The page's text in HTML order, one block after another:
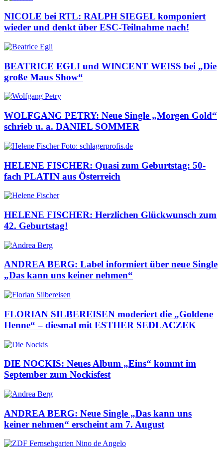
NICOLE bei RTL: RALPH SIEGEL komponiert
wieder und denkt über ESC-Teilnahme nach!
BEATRICE EGLI und WINCENT WEISS bei „Die
große Maus Show“
WOLFGANG PETRY: Neue Single „Morgen Gold“
schrieb u. a. DANIEL SOMMER
HELENE FISCHER: Quasi zum Geburtstag: 50-
fach PLATIN aus Österreich
HELENE FISCHER: Herzlichen Glückwunsch zum
42. Geburtstag!
ANDREA BERG: Label informiert über neue Single
„Das kann uns keiner nehmen“
FLORIAN SILBEREISEN moderiert die „Goldene
Henne“ – diesmal mit ESTHER SEDLACZEK
DIE NOCKIS: Neues Album „Eins“ kommt im
September zum Nockisfest
ANDREA BERG: Neue Single „Das kann uns
keiner nehmen“ erscheint am 7. August